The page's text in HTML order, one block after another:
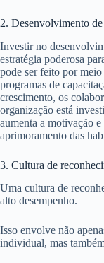
2. Desenvolvimento
Investir no
estratégia poderosa
pode ser feito por
programas de
crescimento, os
organização está
aumenta a motivação
aprimoramento das
3. Cultura de
Uma cultura de
alto desempenho.
Isso envolve não
individual, mas